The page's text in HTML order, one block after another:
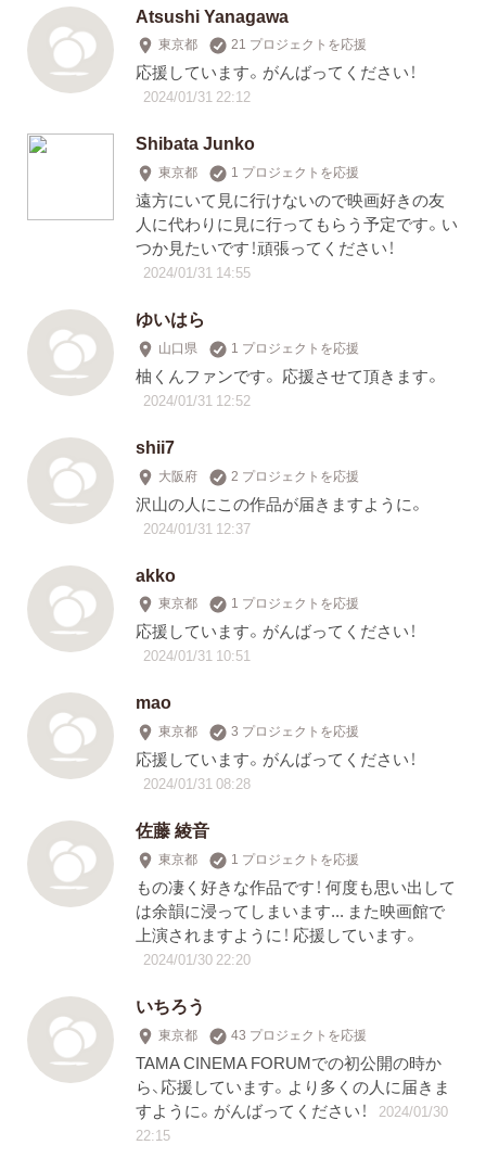
Atsushi Yanagawa
東京都 21 プロジェクトを応援
応援しています。がんばってください！
2024/01/31 22:12
Shibata Junko
東京都 1 プロジェクトを応援
遠方にいて見に行けないので映画好きの友
人に代わりに見に行ってもらう予定です。い
つか見たいです！頑張ってください！
2024/01/31 14:55
ゆいはら
山口県 1 プロジェクトを応援
柚くんファンです。 応援させて頂きます。
2024/01/31 12:52
shii7
大阪府 2 プロジェクトを応援
沢山の人にこの作品が届きますように。
2024/01/31 12:37
akko
東京都 1 プロジェクトを応援
応援しています。がんばってください！
2024/01/31 10:51
mao
東京都 3 プロジェクトを応援
応援しています。がんばってください！
2024/01/31 08:28
佐藤 綾音
東京都 1 プロジェクトを応援
もの凄く好きな作品です！ 何度も思い出して
は余韻に浸ってしまいます... また映画館で
上演されますように！ 応援しています。
2024/01/30 22:20
いちろう
東京都 43 プロジェクトを応援
TAMA CINEMA FORUMでの初公開の時か
ら、応援しています。より多くの人に届きま
すように。がんばってください！
2024/01/30
22:15